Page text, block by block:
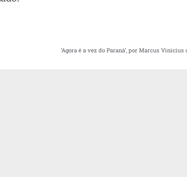
‘Agora é a vez do Paraná’, por Marcus Vinicius